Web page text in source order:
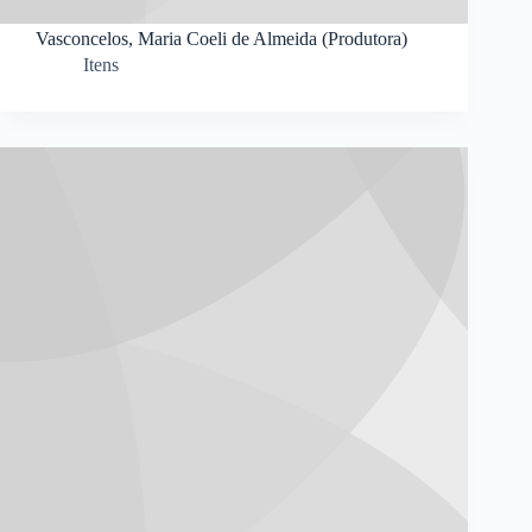
Vasconcelos, Maria Coeli de Almeida (Produtora)
Itens